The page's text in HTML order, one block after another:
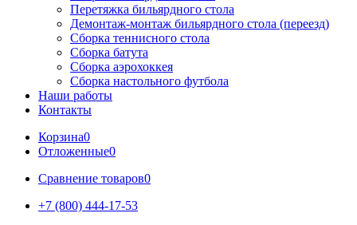
Перетяжка бильярдного стола
Демонтаж-монтаж бильярдного стола (переезд)
Сборка теннисного стола
Сборка батута
Сборка аэрохоккея
Сборка настольного футбола
Наши работы
Контакты
Корзина0
Отложенные0
Сравнение товаров0
+7 (800) 444-17-53